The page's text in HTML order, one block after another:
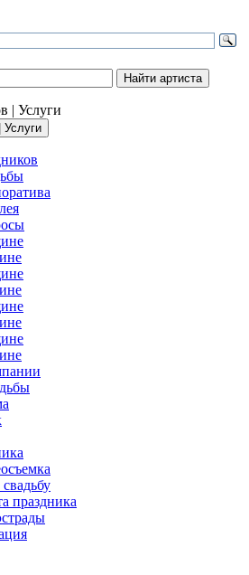
| Услуги
Услуги
праздника